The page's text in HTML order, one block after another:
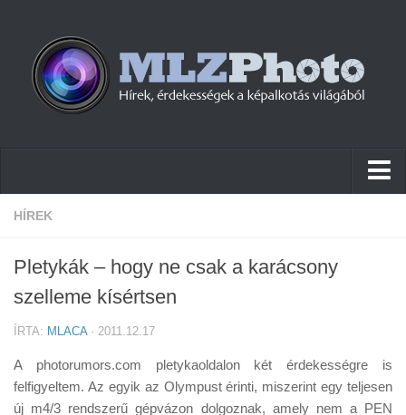
Hírek
Cikkek
Tudástár
Tanácsok
HÍREK
Pletykák – hogy ne csak a karácsony
szelleme kísértsen
ÍRTA: MLACA· 2011.12.17
A photorumors.com pletykaoldalon két érdekességre is
felfigyeltem. Az egyik az Olympust érinti, miszerint egy teljesen
új m4/3 rendszerű gépvázon dolgoznak, amely nem a PEN